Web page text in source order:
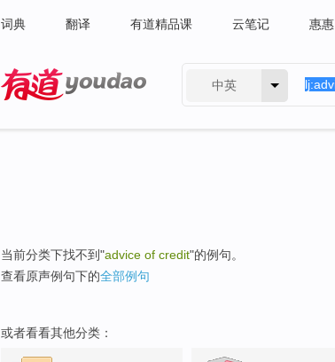
词典 翻译 有道精品课 云笔记 惠惠
中英
当前分类下找不到"advice of credit"的例句。
查看原声例句下的全部例句
或者看看其他分类：